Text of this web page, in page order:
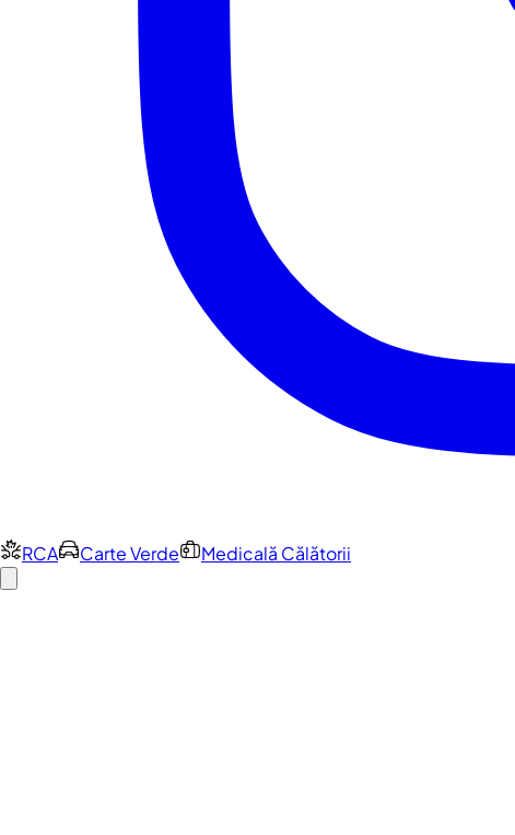
RCA Carte Verde Medicală Călătorii